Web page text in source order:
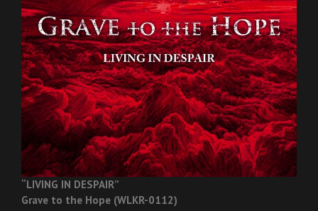
“LIVING IN DESPAIR”
Grave to the Hope (WLKR-0112)